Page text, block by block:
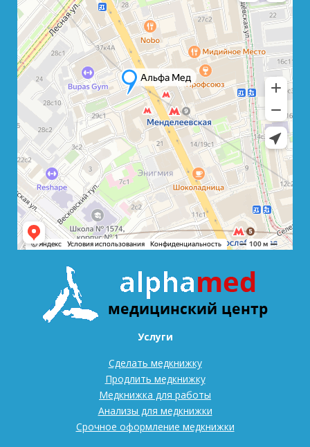
Услуги
Сделать медкнижку
Продлить медкнижку
Медкнижка для работы
Анализы для медкнижки
Срочное оформление медкнижки